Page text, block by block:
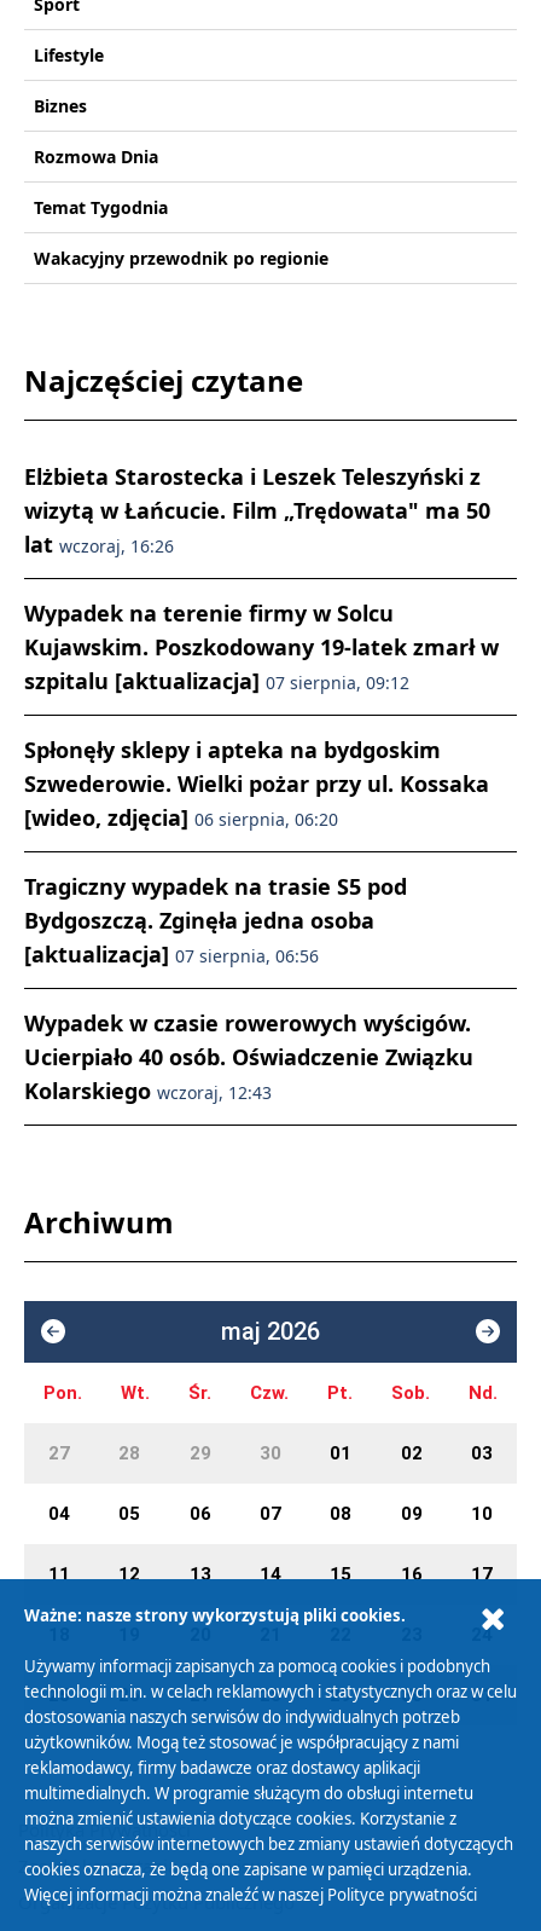
Lifestyle
Biznes
Rozmowa Dnia
Temat Tygodnia
Wakacyjny przewodnik po regionie
Najczęściej czytane
Elżbieta Starostecka i Leszek Teleszyński z
wizytą w Łańcucie. Film „Trędowata" ma 50
lat wczoraj, 16:26
Wypadek na terenie firmy w Solcu
Kujawskim. Poszkodowany 19-latek zmarł w
szpitalu [aktualizacja] 07 sierpnia, 09:12
Spłonęły sklepy i apteka na bydgoskim
Szwederowie. Wielki pożar przy ul. Kossaka
[wideo, zdjęcia] 06 sierpnia, 06:20
Tragiczny wypadek na trasie S5 pod
Bydgoszczą. Zginęła jedna osoba
[aktualizacja] 07 sierpnia, 06:56
Wypadek w czasie rowerowych wyścigów.
Ucierpiało 40 osób. Oświadczenie Związku
Kolarskiego wczoraj, 12:43
Archiwum
maj 2026
Pon. Wt. Śr. Czw. Pt. Sob. Nd.
27 28 29 30 01 02 03
04 05 06 07 08 09 10
11 12 13 14 15 16 17
24
25 26 27 28 29 30 31
Polityka Prywatności
Zasady korzystania z Serwisu
Organizacje Pożytku Publicznego
Ważne: nasze strony wykorzystują pliki cookies.
Używamy informacji zapisanych za pomocą cookies i podobnych
technologii m.in. w celach reklamowych i statystycznych oraz w celu
dostosowania naszych serwisów do indywidualnych potrzeb
użytkowników. Mogą też stosować je współpracujący z nami
reklamodawcy, firmy badawcze oraz dostawcy aplikacji
multimedialnych. W programie służącym do obsługi internetu
można zmienić ustawienia dotyczące cookies. Korzystanie z
naszych serwisów internetowych bez zmiany ustawień dotyczących
cookies oznacza, że będą one zapisane w pamięci urządzenia.
Więcej informacji można znaleźć w naszej Polityce prywatności